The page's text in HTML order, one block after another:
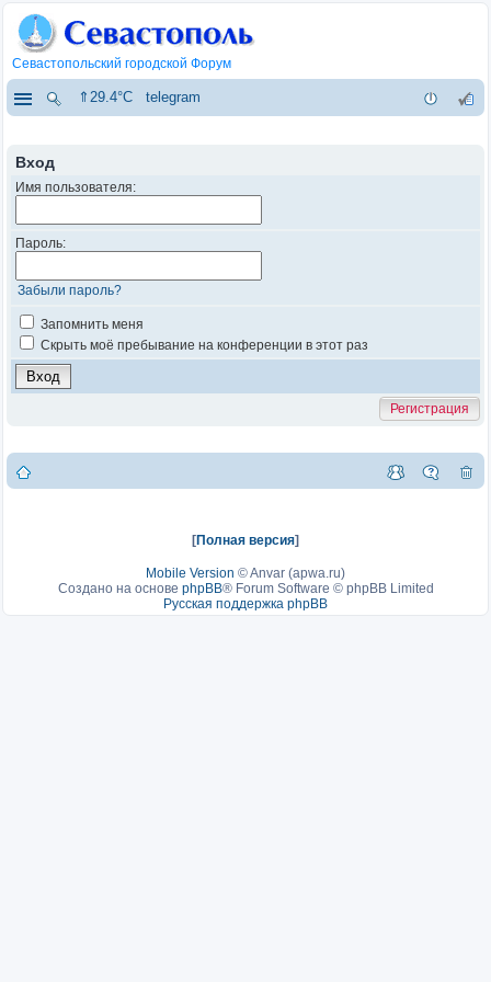
Севастопольский городской Форум
⇑29.4°C telegram
Вход
Имя пользователя:
Пароль:
Забыли пароль?
Запомнить меня
Скрыть моё пребывание на конференции в этот раз
Регистрация
[Полная версия]
Mobile Version ©Anvar (apwa.ru)
Создано на основе phpBB® Forum Software © phpBB Limited
Русская поддержка phpBB